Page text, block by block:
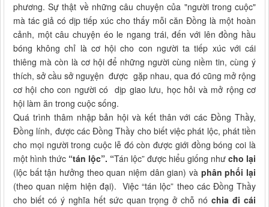
phương. Sự thật về những câu chuyện của "người trong cuộc"
mà tác giả có dịp tiếp xúc cho thấy mỗi căn Đồng là một hoàn
cảnh, một câu chuyện éo le ngang trái, đến với lên đồng hầu
bóng không chỉ là cơ hội cho con người ta tiếp xúc với cái
thiêng mà còn là cơ hội để những người cùng niềm tin, cùng ý
thích, sở cầu sở nguỵện được gặp nhau, qua đó cũng mở rộng
cơ hội cho con người có dịp giao lưu, học hỏi và mở rộng cơ
hội làm ăn trong cuộc sống.
Quá trình thâm nhập bản hội và kết thân với các Đồng Thầy,
Đồng lính, được các Đồng Thầy cho biết việc phát lộc, phát tiền
cho mọi người trong cuộc lễ đó còn được giới đồng bóng coi là
một hình thức “tán lộc”. “Tán lộc” được hiểu giống như cho lại
(lộc bất tận hưởng theo quan niệm dân gian) và phân phối lại
(theo quan niệm hiện đại). Việc “tán lộc” theo các Đồng Thầy
cho biết có ý nghĩa hết sức quan trọng ở chỗ nóchia đi cái